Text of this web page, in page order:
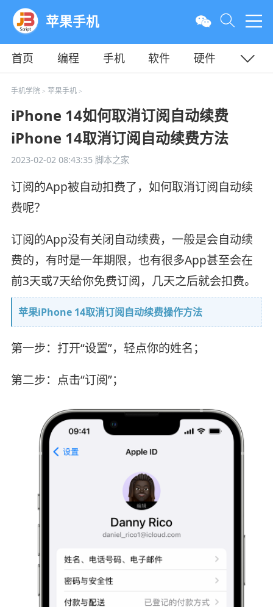
苹果手机
首页 编程 手机 软件
硬件
教程
平面
手机学院> 苹果手机>
iPhone 14如何取消订阅自动续费
iPhone 14取消订阅自动续费方法
2023-02-02 08:43:35脚本之家
订阅的App被自动扣费了，如何取消订阅自动续
费呢？
订阅的App没有关闭自动续费，一般是会自动续
费的，有时是一年期限，也有很多App甚至会在
前3天或7天给你免费订阅，几天之后就会扣费。
苹果iPhone 14取消订阅自动续费操作方法
第一步：打开“设置”，轻点你的姓名；
第二步：点击“订阅”；